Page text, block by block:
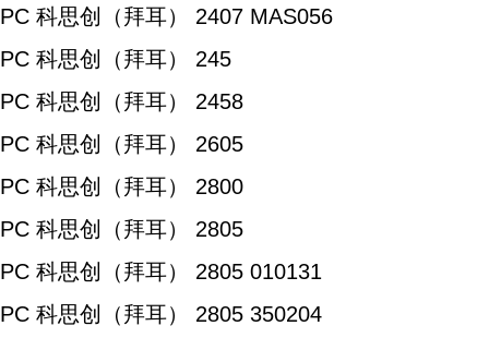
PC 科思创（拜耳） 2407 MAS056
PC 科思创（拜耳） 245
PC 科思创（拜耳） 2458
PC 科思创（拜耳） 2605
PC 科思创（拜耳） 2800
PC 科思创（拜耳） 2805
PC 科思创（拜耳） 2805 010131
PC 科思创（拜耳） 2805 350204